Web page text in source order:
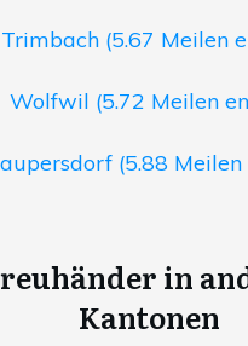
Trimbach (5.67 Meilen
Wolfwil (5.72 Meilen
(5.88
in
Kantonen